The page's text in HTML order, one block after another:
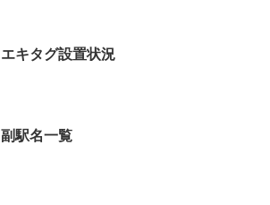
エキタグ設置状況
副駅名一覧